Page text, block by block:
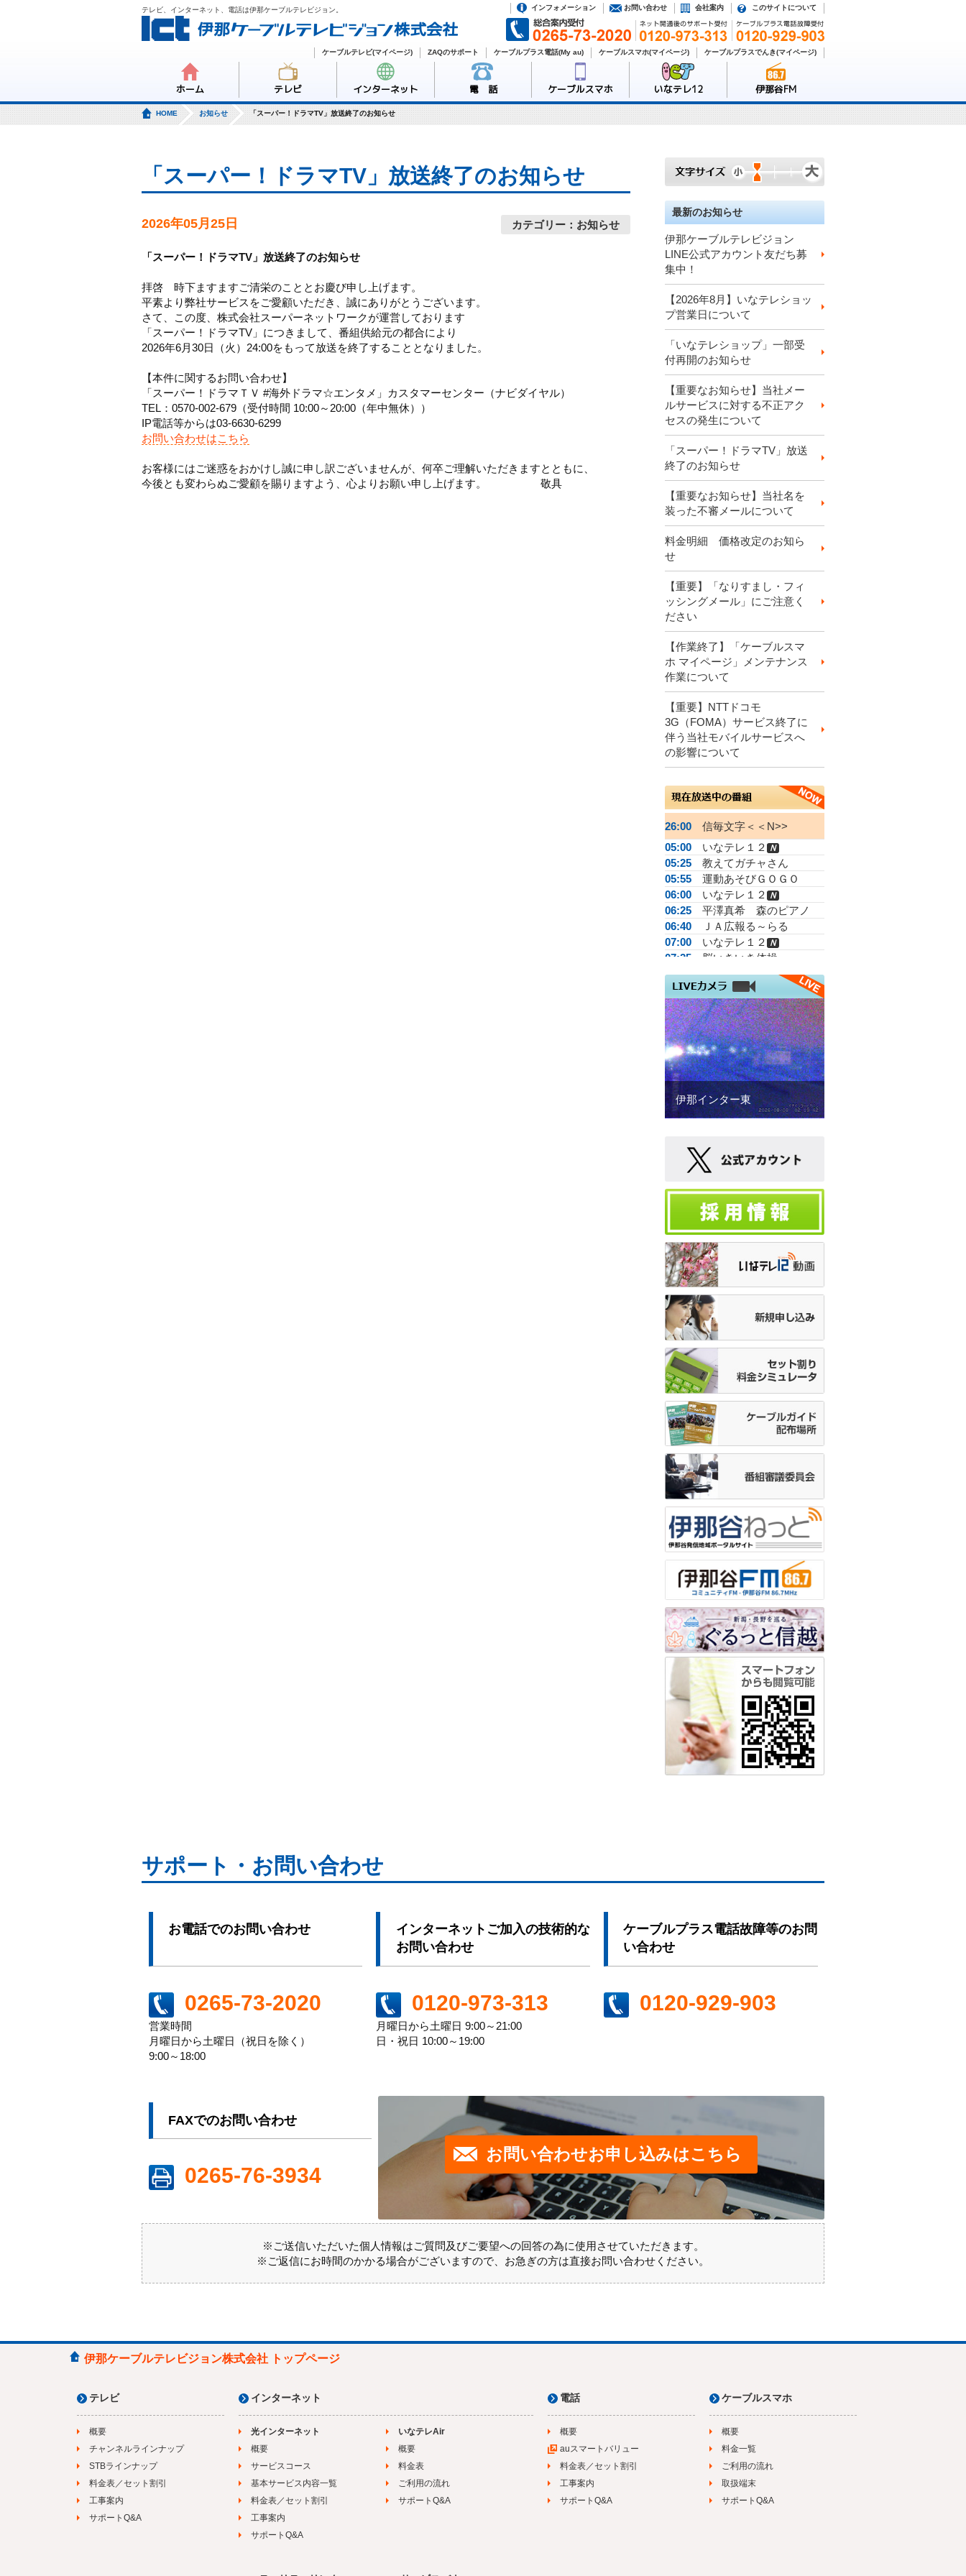
テレビ、インターネット、電話は伊那ケーブルテレビジョン。 このサイトについて
会社案内
お問い合わせ
インフォメーション
ホーム テレビ インターネット 電 話 ケーブルスマホ いなテレ12 伊那谷FM
ケーブルプラスでんき(マイページ)
ケーブルスマホ(マイページ)
ケーブルプラス電話(My au)
ZAQのサポート
ケーブルテレビ(マイページ)
HOME お知らせ 「スーパー！ドラマTV」放送終了のお知らせ
「スーパー！ドラマTV」放送終了のお知らせ
2026年05月25日 カテゴリー：お知らせ
「スーパー！ドラマTV」放送終了のお知らせ
拝啓 時下ますますご清栄のこととお慶び申し上げます。
平素より弊社サービスをご愛顧いただき、誠にありがとうございます。
さて、この度、株式会社スーパーネットワークが運営しております
「スーパー！ドラマTV」につきまして、番組供給元の都合により
2026年6月30日（火）24:00をもって放送を終了することとなりました。
【本件に関するお問い合わせ】
「スーパー！ドラマＴＶ #海外ドラマ☆エンタメ」カスタマーセンター（ナビダイヤル）
TEL：0570-002-679（受付時間 10:00～20:00（年中無休））
IP電話等からは03-6630-6299
お問い合わせはこちら
お客様にはご迷惑をおかけし誠に申し訳ございませんが、何卒ご理解いただきますとともに、
今後とも変わらぬご愛顧を賜りますよう、心よりお願い申し上げます。 敬具
最新のお知らせ
伊那ケーブルテレビジョン
LINE公式アカウント友だち募
集中！
【2026年8月】いなテレショッ
プ営業日について
「いなテレショップ」一部受
付再開のお知らせ
【重要なお知らせ】当社メー
ルサービスに対する不正アク
セスの発生について
「スーパー！ドラマTV」放送
終了のお知らせ
【重要なお知らせ】当社名を
装った不審メールについて
料金明細 価格改定のお知ら
せ
【重要】「なりすまし・フィ
ッシングメール」にご注意く
ださい
【作業終了】「ケーブルスマ
ホ マイページ」メンテナンス
作業について
【重要】NTTドコモ
3G（FOMA）サービス終了に
伴う当社モバイルサービスへ
の影響について
26:00
信毎文字＜＜N>>
05:00
いなテレ１２ Ｎ
05:25
教えてガチャさん
05:55
運動あそびＧＯＧＯ
06:00
いなテレ１２ Ｎ
06:25
平澤真希 森のピアノ
06:40
ＪＡ広報る～らる
07:00
いなテレ１２ Ｎ
07:25
脳いきいき体操
07:30
★ＣＥＫ週間ダイジェス
ト
08:00
★まるごと信州情報ネッ
ト
08:30
Ｎダイジェスト
09:00
無茶さんぽ
09:30
教えてガチャさん
10:00
松尾アトムの瞬間メタル
10:15
店ばな工房
10:30
★おまつりニッポン▽新
素でどうでしょう
11:30
伊那北×伊那弥生ケ丘 新
校再編思い出ムービー
まるごと信州情報ネット
伊那インター東
サポート・お問い合わせ
お電話でのお問い合わせ
0265-73-2020
営業時間
月曜日から土曜日（祝日を除く）
9:00～18:00
インターネットご加入の技術的な
お問い合わせ
0120-973-313
月曜日から土曜日 9:00～21:00
日・祝日 10:00～19:00
ケーブルプラス電話故障等のお問
い合わせ
0120-929-903
FAXでのお問い合わせ
0265-76-3934
お問い合わせお申し込みはこちら
※ご送信いただいた個人情報はご質問及びご要望への回答の為に使用させていただきます。
※ご返信にお時間のかかる場合がございますので、お急ぎの方は直接お問い合わせください。
伊那ケーブルテレビジョン株式会社 トップページ
テレビ
概要
チャンネルラインナップ
STBラインナップ
料金表／セット割引
工事案内
サポートQ&A
インターネット
光インターネット
概要
サービスコース
基本サービス内容一覧
料金表／セット割引
工事案内
サポートQ&A
いなテレAir
概要
料金表
ご利用の流れ
サポートQ&A
電話
概要
auスマートバリュー
料金表／セット割引
工事案内
サポートQ&A
ケーブルスマホ
概要
料金一覧
ご利用の流れ
取扱端末
サポートQ&A